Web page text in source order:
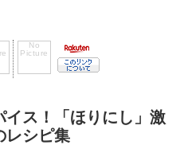
イス！「ほりにし」激
レシピ集